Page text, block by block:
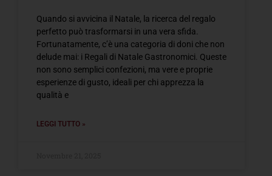
Quando si avvicina il Natale, la ricerca del regalo
perfetto può trasformarsi in una vera sfida.
Fortunatamente, c’è una categoria di doni che non
delude mai: i Regali di Natale Gastronomici. Queste
non sono semplici confezioni, ma vere e proprie
esperienze di gusto, ideali per chi apprezza la
qualità e
LEGGI TUTTO »